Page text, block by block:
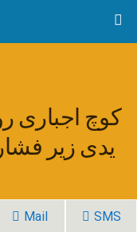
کوچ اجباری
یدی زیر
Mail SMS